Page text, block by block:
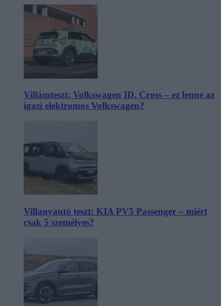
Villámteszt: Volkswagen ID. Cross – ez lenne az
igazi elektromos Volkswagen?
Villanyautó teszt: KIA PV5 Passenger – miért
csak 5 személyes?